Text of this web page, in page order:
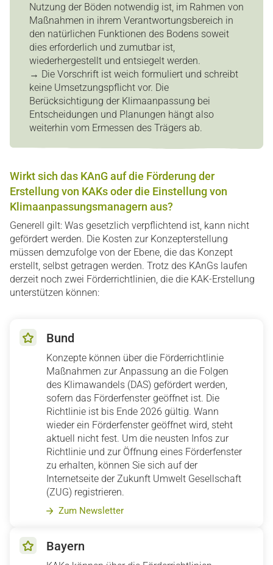
Nutzung der Böden notwendig ist, im Rahmen von
Maßnahmen in ihrem Verantwortungsbereich in
den natürlichen Funktionen des Bodens soweit
dies erforderlich und zumutbar ist,
wiederhergestellt und entsiegelt werden.
→ Die Vorschrift ist weich formuliert und schreibt
keine Umsetzungspflicht vor. Die
Berücksichtigung der Klimaanpassung bei
Entscheidungen und Planungen hängt also
weiterhin vom Ermessen des Trägers ab.
Wirkt sich das KAnG auf die Förderung der
Erstellung von KAKsoder die Einstellung von
Klimaanpassungsmanagern aus?
Generell gilt: Was gesetzlich verpflichtend ist, kann nicht
gefördert werden. Die Kosten zur Konzepterstellung
müssen demzufolge von der Ebene, die das Konzept
erstellt, selbst getragen werden. Trotz des KAnGs laufen
derzeit noch zwei Förderrichtlinien, die die KAK-Erstellung
unterstützen können:
Bund
Konzepte können über die Förderrichtlinie
Maßnahmen zur Anpassung an die Folgen
des Klimawandels (DAS) gefördert werden,
sofern das Förderfenster geöffnet ist. Die
Richtlinie ist bis Ende 2026 gültig. Wann
wieder ein Förderfenster geöffnet wird, steht
aktuell nicht fest. Um die neusten Infos zur
Richtlinie und zur Öffnung eines Förderfenster
zu erhalten, können Sie sich auf der
Internetseite der Zukunft Umwelt Gesellschaft
(ZUG) registrieren.
Zum Newsletter
Bayern